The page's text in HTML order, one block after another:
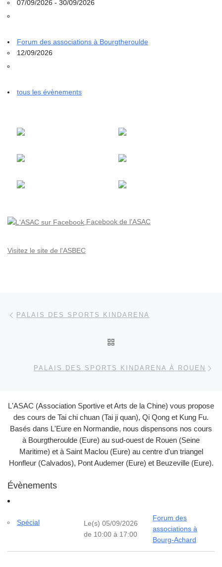
07/09/2026 - 30/09/2026
Forum des associations à Bourgtheroulde
12/09/2026
tous les évènements
Facebook de l'ASAC
Visitez le site de l'ASBEC
Parcourir les articles
PALAIS DES SPORTS KINDARENA
PALAIS DES SPORTS KINDARENA À ROUEN
L'ASAC (Association Sportive et Arts de la Chine) vous propose
des cours de Tai chi chuan (Tai ji quan), Qi Qong et Kung Fu.
Basés dans L'Eure en Normandie, nous dispensons nos cours
à Bourgtheroulde (Eure) au sud-ouest de Rouen (Seine
Maritime) et à Saint Maclou (Eure) au centre d'un triangel
Honfleur (Calvados), Pont Audemer (Eure) et Beuzeville (Eure).
Évènements
Spécial
Le(s) 05/09/2026
de 10:00 à 17:00
Forum des
associations à
Bourg-Achard